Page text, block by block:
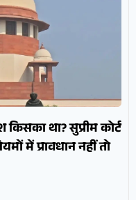
था? सुप्रीम कोर्ट
में प्रावधान नहीं तो